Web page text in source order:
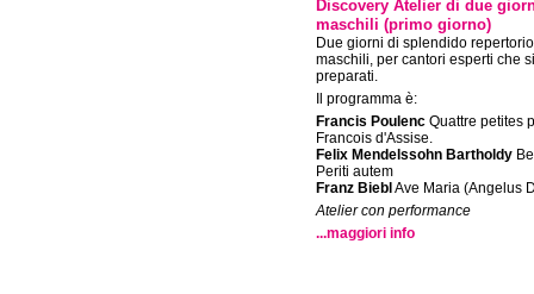
Discovery Atelier di due
maschili (primo giorno)
Due giorni di splendido
maschili, per cantori esperti che
preparati.
Il programma è:
Francis Poulenc Quattre petites
Francois d'Assise.
Felix Mendelssohn Bartholdy
Periti autem
Franz Biebl Ave Maria (Angelus
Atelier con performance
...maggiori info